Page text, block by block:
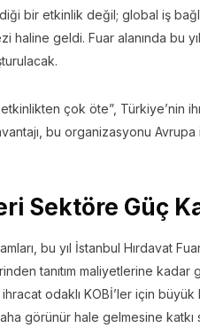
bir etkinlik değil; global iş
geldi. Fuar alanında bu
çok öte”, Türkiye’nin
bu organizasyonu Avrupa
Sektöre Güç
bu yıl İstanbul Hırdavat
tanıtım maliyetlerine
odaklı KOBİ’ler için büyük
görünür hale gelmesine katkı